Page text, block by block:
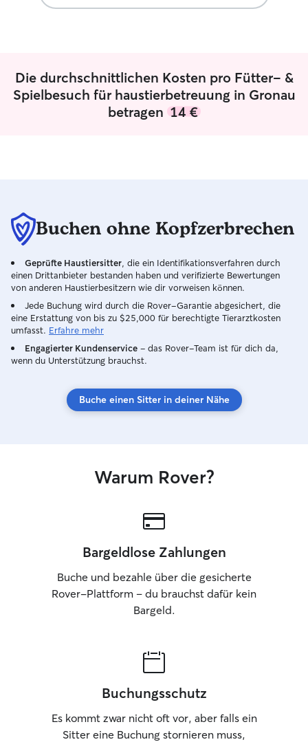
Die durchschnittlichen Kosten pro Fütter- &
Spielbesuch für haustierbetreuung in Gronau
betragen 14 €
Buchen ohne Kopfzerbrechen
Geprüfte Haustiersitter , die ein Identifikationsverfahren durch
einen Drittanbieter bestanden haben und verifizierte Bewertungen
von anderen Haustierbesitzern wie dir vorweisen können.
Jede Buchung wird durch die Rover-Garantie abgesichert, die
eine Erstattung von bis zu $25,000 für berechtigte Tierarztkosten
umfasst. Erfahre mehr
Engagierter Kundenservice – das Rover-Team ist für dich da,
wenn du Unterstützung brauchst.
Buche einen Sitter in deiner Nähe
Warum Rover?
Bargeldlose Zahlungen
Buche und bezahle über die gesicherte
Rover-Plattform – du brauchst dafür kein
Bargeld.
Buchungsschutz
Es kommt zwar nicht oft vor, aber falls ein
Sitter eine Buchung stornieren muss,